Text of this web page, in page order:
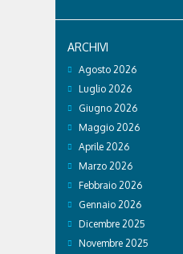
ARCHIVI
Agosto 2026
Luglio 2026
Giugno 2026
Maggio 2026
Aprile 2026
Marzo 2026
Febbraio 2026
Gennaio 2026
Dicembre 2025
Novembre 2025